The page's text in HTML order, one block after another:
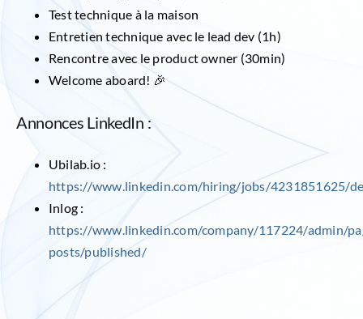
Test technique à la maison
Entretien technique avec le lead dev (1h)
Rencontre avec le product owner (30min)
Welcome aboard! 🎉
Annonces LinkedIn :
Ubilab.io :
https://www.linkedin.com/hiring/jobs/4231851625/
Inlog :
https://www.linkedin.com/company/117224/admin/
posts/published/